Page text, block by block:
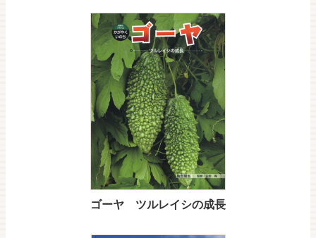
ゴーヤ ツルレイシの成長